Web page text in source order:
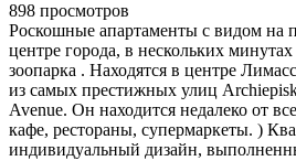
898 просмотров
Роскошные апартаменты с видом на
центре города, в нескольких
зоопарка . Находятся в центре
из самых престижных улиц
Avenue. Он находится недалеко от
кафе, рестораны, супермаркеты. )
индивидуальный дизайн,